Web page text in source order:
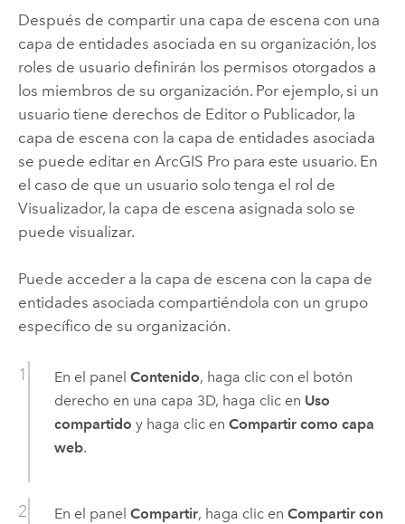
Después de compartir una capa de escena con una
capa de entidades asociada en su organización, los
roles de usuario definirán los permisos otorgados a
los miembros de su organización. Por ejemplo, si un
usuario tiene derechos de Editor o Publicador, la
capa de escena con la capa de entidades asociada
se puede editar en ArcGIS Propara este usuario. En
el caso de que un usuario solo tenga el rol de
Visualizador, la capa de escena asignada solo se
puede visualizar.
Puede acceder a la capa de escena con la capa de
entidades asociada compartiéndola con un grupo
específico de su organización.
En el panel Contenido, haga clic con el botón
derecho en una capa 3D, haga clic en Uso
compartido y haga clic en Compartir como capa
web.
En el panel Compartir, haga clic en Compartir con